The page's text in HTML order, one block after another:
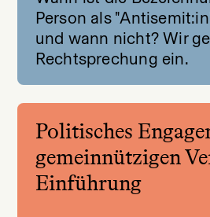
Person als
und wann nicht? Wir
Rechtsprechung ein.
Politisches
gemeinnützigen
Einführung